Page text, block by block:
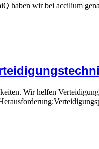
haben wir bei accilium
Wir helfen